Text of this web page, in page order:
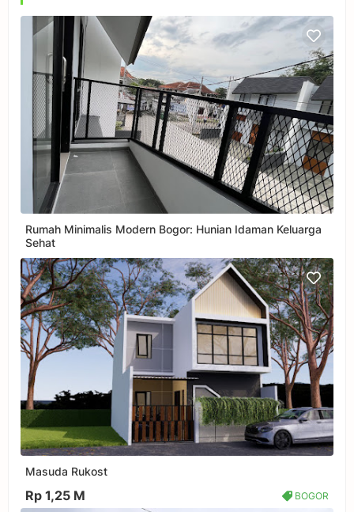
Rumah Minimalis Modern Bogor: Hunian Idaman Keluarga
Sehat
Masuda Rukost
Rp 1,25 M BOGOR